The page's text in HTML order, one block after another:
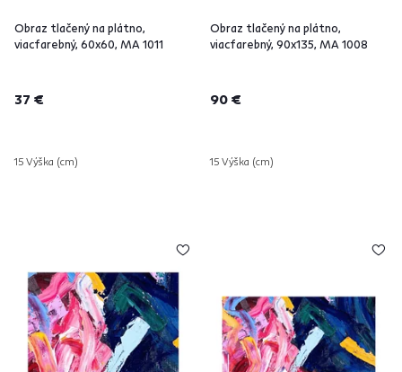
Obraz tlačený na plátno,
viacfarebný, 60x60, MA 1011
37 €
15 Výška (cm)
Obraz tlačený na plátno,
viacfarebný, 90x135, MA 1008
90 €
15 Výška (cm)